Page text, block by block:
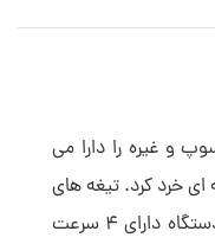
سوپ و غیره را دارا می
خرد کرد. تیغه های
دکمه های لمسی کاربری آن را بسیار ساده کرده است. دستگاه دارای 4 سرعت